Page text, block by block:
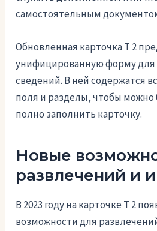
самостоятельным
Обновленная карточка Т 2
унифицированную форму для
сведений. В ней содержатся
поля и разделы, чтобы
полно заполнить карточку.
Новые
развлечений и
В 2023 году на карточке Т 2
возможности для